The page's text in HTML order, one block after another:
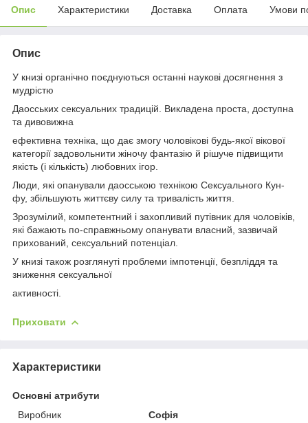
Опис Характеристики Доставка Оплата Умови
Опис
У книзі органічно поєднуються останні наукові досягнення з
мудрістю
Даосських сексуальних традицій. Викладена проста, доступна
та дивовижна
ефективна техніка, що дає змогу чоловікові будь-якої вікової
категорії задовольнити жіночу фантазію й рішуче підвищити
якість (і кількість) любовних ігор.
Люди, які опанували даосською технікою Сексуального Кун-
фу, збільшують життєву силу та тривалість життя.
Зрозумілий, компетентний і захопливий путівник для чоловіків,
які бажають по-справжньому опанувати власний, зазвичай
прихований, сексуальний потенціал.
У книзі також розглянуті проблеми імпотенції, безпліддя та
зниження сексуальної
активності.
Приховати
Характеристики
Основні атрибути
Виробник
Софія